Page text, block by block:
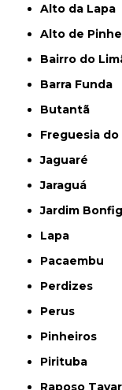
Alto da Lapa
Alto de
Bairro do
Barra Funda
Butantã
Freguesia do
Jaguaré
Jaraguá
Jardim
Lapa
Pacaembu
Perdizes
Perus
Pinheiros
Pirituba
Raposo